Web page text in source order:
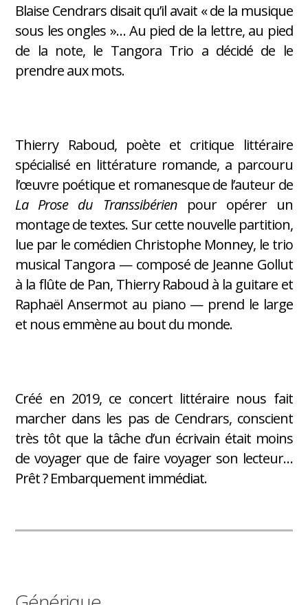
Blaise Cendrars disait qu’il avait « de la musique
sous les ongles »… Au pied de la lettre, au pied
de la note, le Tangora Trio a décidé de le
prendre aux mots.
Thierry Raboud, poète et critique littéraire
spécialisé en littérature romande, a parcouru
l’œuvre poétique et romanesque de l’auteur de
La Prose du Transsibérienpour opérer un
montage de textes. Sur cette nouvelle partition,
lue par le comédien Christophe Monney, le trio
musical Tangora — composé de Jeanne Gollut
à la flûte de Pan, Thierry Raboud à la guitare et
Raphaël Ansermot au piano — prend le large
et nous emmène au bout du monde.
Créé en 2019, ce concert littéraire nous fait
marcher dans les pas de Cendrars, conscient
très tôt que la tâche d’un écrivain était moins
de voyager que de faire voyager son lecteur…
Prêt ? Embarquement immédiat.